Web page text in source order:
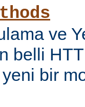
ve
belli
bir